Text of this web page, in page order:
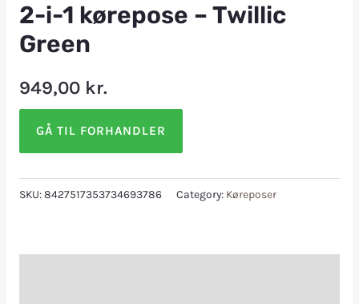
2-i-1 kørepose – Twillic
Green
949,00 kr.
GÅ TIL FORHANDLER
SKU:8427517353734693786 Category: Køreposer